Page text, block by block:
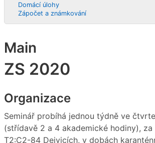
Domácí úlohy
Zápočet a známkování
Main
ZS 2020
Organizace
Seminář probíhá jednou týdně ve
(střídavě 2 a 4 akademické hodiny),
T2:C2-84 Dejvicích, v dobách